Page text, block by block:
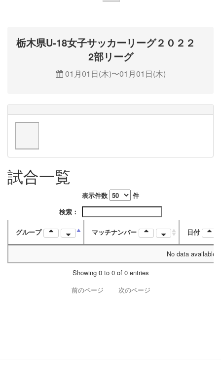
栃木県U-18女子サッカーリーグ２０２２
2部リーグ
01月01日(木)〜01月01日(木)
試合一覧
表示件数
件
検索：
グループ マッチナンバー 日付
No data available
Showing 0 to 0 of 0 entries
前のページ
次のページ